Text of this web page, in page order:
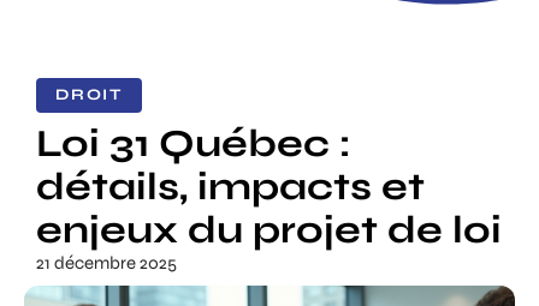
DROIT
Loi 31 Québec :
détails, impacts et
enjeux du projet de loi
21 décembre 2025